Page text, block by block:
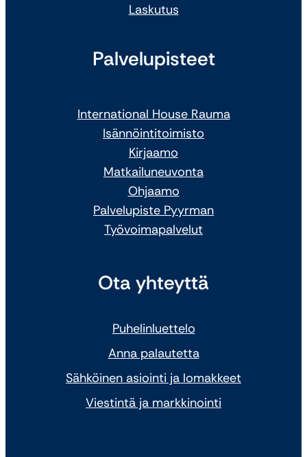
Laskutus
Palvelupisteet
International House Rauma
Isännöintitoimisto
Kirjaamo
Matkailuneuvonta
Ohjaamo
Palvelupiste Pyyrman
Työvoimapalvelut
Ota yhteyttä
Puhelinluettelo
Anna palautetta
Sähköinen asiointi ja lomakkeet
Viestintä ja markkinointi